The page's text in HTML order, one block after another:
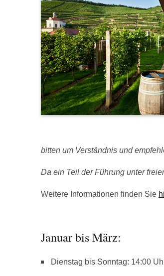
bitten um Verständnis und
Da ein Teil der Führung unter
Weitere Informationen finden Sie
Januar bis März:
Dienstag bis Sonntag: 14:00